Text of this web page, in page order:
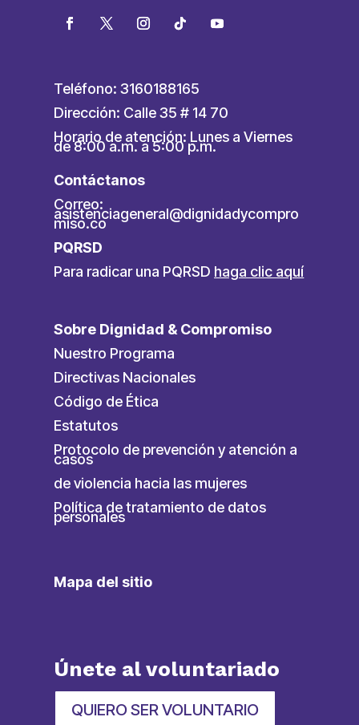
Teléfono: 3160188165
Dirección: Calle 35 # 14 70
Horario de atención: Lunes a Viernes
de 8:00 a.m. a 5:00 p.m.
Contáctanos
Correo:
asistenciageneral@dignidadycompro
miso.co
PQRSD
Para radicar una PQRSD haga clic aquí
Sobre Dignidad & Compromiso
Nuestro Programa
Directivas Nacionales
Código de Ética
Estatutos
Protocolo de prevención y atención a
casos
de violencia hacia las mujeres
Política de tratamiento de datos
personales
Mapa del sitio
Únete al voluntariado
QUIERO SER VOLUNTARIO